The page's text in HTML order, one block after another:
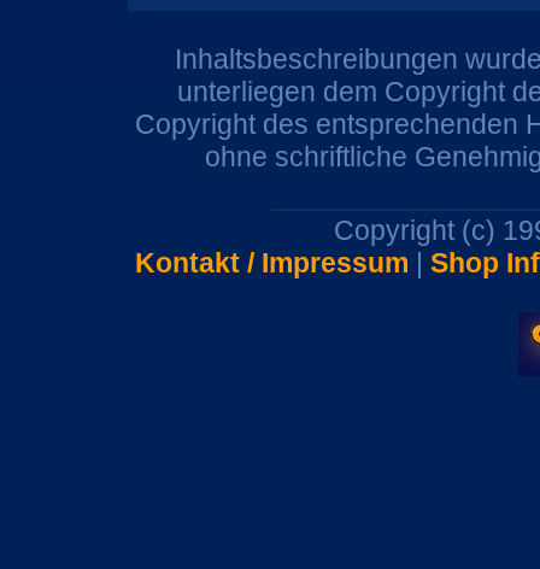
Inhaltsbeschreibungen
unterliegen dem Copyright
Copyright des entsprechenden
ohne schriftliche
Copyright (c)
Kontakt / Impressum | Shop